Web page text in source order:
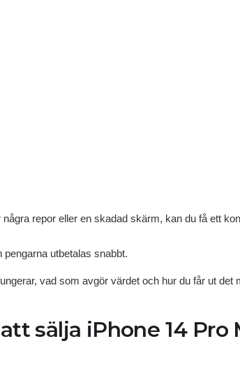
repor eller en skadad skärm, kan du få ett
utbetalas snabbt.
vad som avgör värdet och hur du får ut det
sälja iPhone 14 Pro